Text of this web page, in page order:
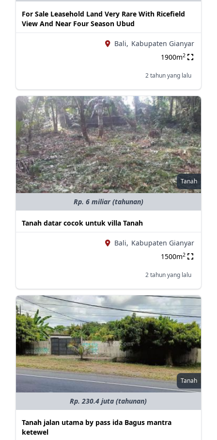
For Sale Leasehold Land Very Rare With Ricefield
View And Near Four Season Ubud
Bali, Kabupaten Gianyar
1900m2
2 tahun yang lalu
Tanah
Rp. 6 miliar (tahunan)
Tanah datar cocok untuk villa Tanah
Bali, Kabupaten Gianyar
1500m2
2 tahun yang lalu
Tanah
Rp. 230.4 juta (tahunan)
Tanah jalan utama by pass ida Bagus mantra
ketewel